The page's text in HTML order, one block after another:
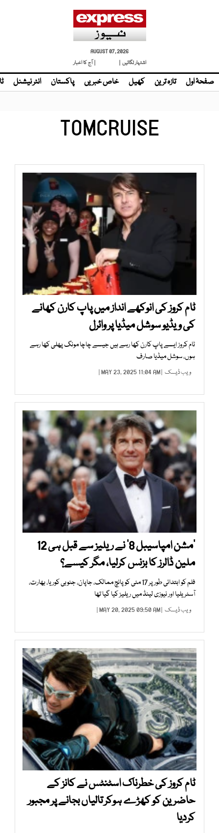
AUGUST 07, 2026
اشتہار لگائیں |
| آج کا اخبار
صفحۂ اول تازہ ترین کھیل خاص خبریں پاکستان انٹر نیشنل
TOMCRUISE
ٹام کروز کی انوکھے انداز میں پاپ کارن کھانے
کی ویڈیو سوشل میڈیا پر وائرل
ٹام کروز ایسے پاپ کارن کھا رہے ہیں جیسے چاچا مونگ پھلی کھا رہے
ہوں، سوشل میڈیا صارف
ویب ڈیسک | MAY 23, 2025 11:04 AM |
’مشن امپاسیبل 8‘ نے ریلیز سے قبل ہی 12
ملین ڈالرز کا بزنس کرلیا، مگر کیسے؟
فلم کو ابتدائی طور پر 17 مئی کو پانچ ممالک، جاپان، جنوبی کوریا، بھارت،
آسٹریلیا اور نیوزی لینڈ میں ریلیز کیا گیا تھا
ویب ڈیسک | MAY 20, 2025 09:50 AM |
ٹام کروز کی خطرناک اسٹنٹس نے کانز کے
حاضرین کو کھڑے ہوکر تالیاں بجانے پر مجبور
کردیا